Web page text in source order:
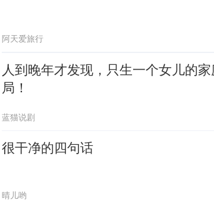
阿天爱旅行
人到晚年才发现，只生一个女儿的
局！
蓝猫说剧
很干净的四句话
晴儿哟